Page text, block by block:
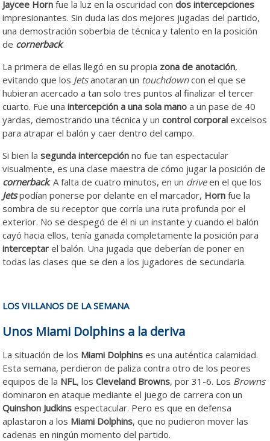
Jaycee Horn fue la luz en la oscuridad condos intercepciones
impresionantes. Sin duda las dos mejores jugadas del partido,
una demostración soberbia de técnica y talento en la posición
de cornerback.
La primera de ellas llegó en su propia zona de anotación,
evitando que los Jetsanotaran un touchdowncon el que se
hubieran acercado a tan solo tres puntos al finalizar el tercer
cuarto. Fue unaintercepción a una sola mano a un pase de 40
yardas, demostrando una técnica y un control corporal excelsos
para atrapar el balón y caer dentro del campo.
Si bien lasegunda intercepción no fue tan espectacular
visualmente, es una clase maestra de cómo jugar la posición de
cornerback. A falta de cuatro minutos, en un driveen el que los
Jets podían ponerse por delante en el marcador, Horn fue la
sombra de su receptor que corría una ruta profunda por el
exterior. No se despegó de él ni un instante y cuando el balón
cayó hacia ellos, tenía ganada completamente la posición para
interceptar el balón. Una jugada que deberían de poner en
todas las clases que se den a los jugadores de secundaria.
LOS VILLANOS DE LA SEMANA
Unos Miami Dolphins a la deriva
La situación de los Miami Dolphins es una auténtica calamidad.
Esta semana, perdieron de paliza contra otro de los peores
equipos de la NFL, losCleveland Browns, por 31-6. Los Browns
dominaron en ataque mediante el juego de carrera con un
Quinshon Judkins espectacular. Pero es que en defensa
aplastaron a los Miami Dolphins, que no pudieron mover las
cadenas en ningún momento del partido.